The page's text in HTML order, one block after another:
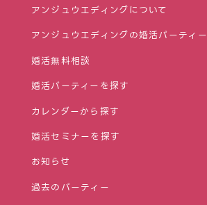
アンジュウエディングについて
アンジュウエディングの婚活パーティー
婚活無料相談
婚活パーティーを探す
カレンダーから探す
婚活セミナーを探す
お知らせ
過去のパーティー